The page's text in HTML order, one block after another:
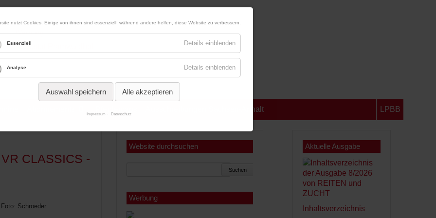
Werbung
Ausschreibungen Sachsen-Anhalt LPBB
CLASSICS -
Schroeder
Website durchsuchen
Suchen
Werbung
Aktuelle Ausgabe
Inhaltsverzeichnis
nutzt Cookies. Einige von ihnen sind essenziell, während andere helfen, diese Website zu verbessern.
Essenziell Details einblenden
Analyse Details einblenden
Auswahl speichern Alle akzeptieren
Impressum Datenschutz